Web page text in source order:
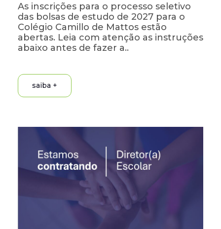
As inscrições para o processo seletivo
das bolsas de estudo de 2027 para o
Colégio Camillo de Mattos estão
abertas. Leia com atenção as instruções
abaixo antes de fazer a..
saiba +